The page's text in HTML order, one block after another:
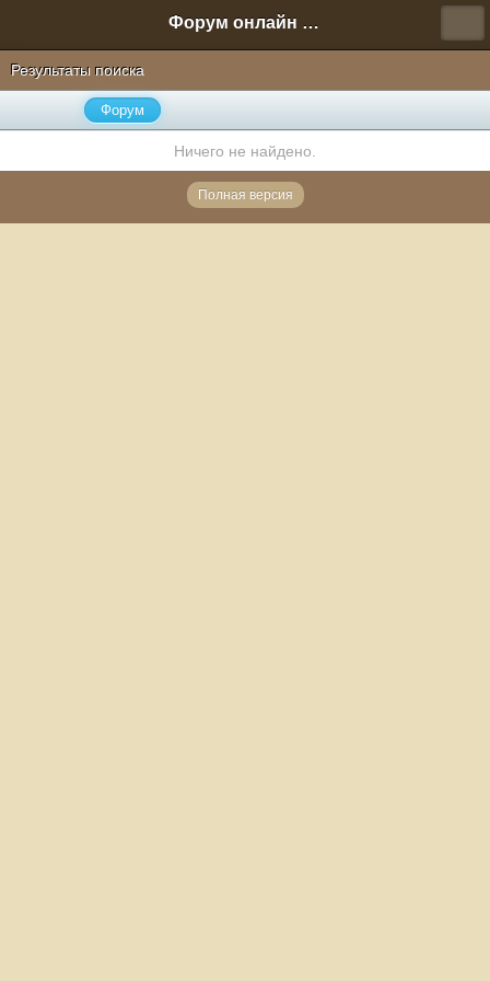
Форум онлайн игры "Новая Эра" (Нюра Биз)
Результаты поиска
Форум
Ничего не найдено.
Полная версия